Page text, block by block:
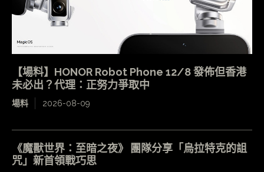
【場料】HONOR Robot Phone 12/8 發佈但香港
未必出？代理：正努力爭取中
場料 2026-08-09
《魔獸世界：至暗之夜》 團隊分享「烏拉特克的詛
咒」新首領戰巧思